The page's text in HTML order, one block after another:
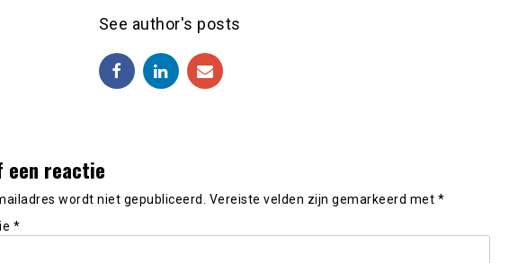
See author's posts
een reactie
wordt niet gepubliceerd. Vereiste velden zijn gemarkeerd met *
*